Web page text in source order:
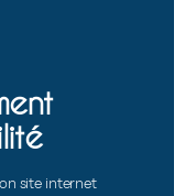
site internet